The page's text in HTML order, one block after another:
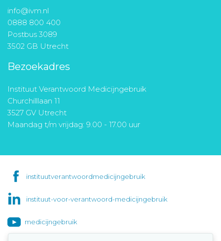
info@ivm.nl
0888 800 400
Postbus 3089
3502 GB Utrecht
Bezoekadres
Instituut Verantwoord Medicijngebruik
Churchilllaan 11
3527 GV Utrecht
Maandag t/m vrijdag: 9.00 - 17.00 uur
instituutverantwoordmedicijngebruik
instituut-voor-verantwoord-medicijngebruik
medicijngebruik